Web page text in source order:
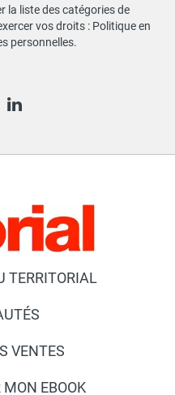
la liste des catégories de
vos droits : Politique en
personnelles.
TERRITORIAL
VENTES
EBOOK